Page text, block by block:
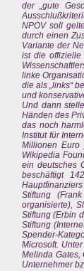
der „gute
NPOV soll
durch einen
Variante der
ist die offizielle
linke
die als „links“
und
Und dann
Händen des
das noch
Institut für
Millionen Euro
Wikipedia
ein deutsches
beschäftigt
Stiftung
organisierte),
Stiftung (Erbin
Stiftung
Spender-
Microsoft.
Melinda Gates,
Unternehmer